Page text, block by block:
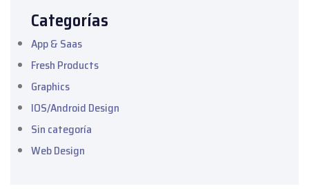
Categorías
App & Saas
Fresh Products
Graphics
IOS/Android Design
Sin categoría
Web Design